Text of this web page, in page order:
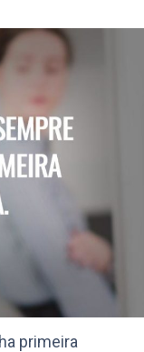
primeira